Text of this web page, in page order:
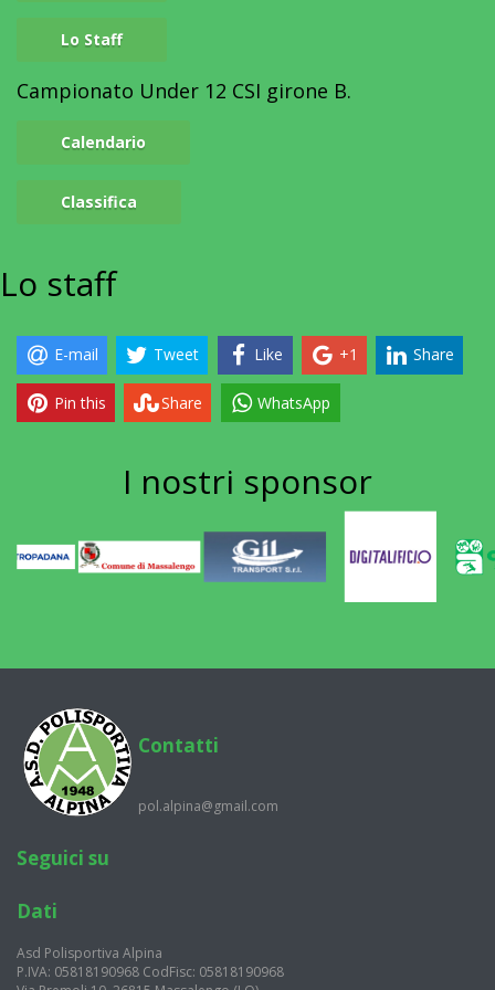
Lo Staff
Campionato Under 12 CSI girone B.
Calendario
Classifica
Lo staff
E-mail Tweet Like +1 Share
Pin this Share WhatsApp
I nostri sponsor
Contatti
pol.alpina@gmail.com
Seguici su
Dati
Asd Polisportiva Alpina
P.IVA: 05818190968 CodFisc: 05818190968